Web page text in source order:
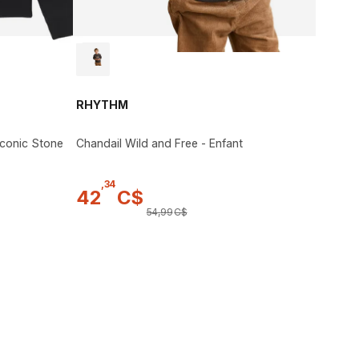
Stone
RHYTHM
Chandail Wild and Free - Enfant
42
,34
C$
54,99C$